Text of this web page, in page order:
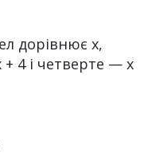
дорівнює x,
4 і четверте — x